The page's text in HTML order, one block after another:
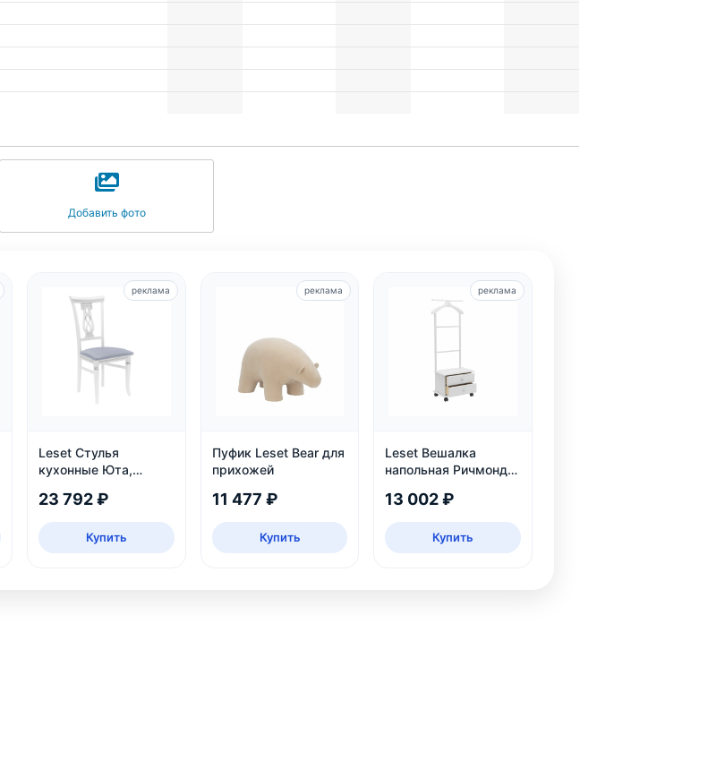
Добавить фото
Leset Стулья
кухонные Юта,
серебро
23 792 ₽
Купить
реклама
Пуфик Leset Bear для
прихожей
11 477 ₽
Купить
реклама
Leset Вешалка
напольная Ричмонд,
13 002 ₽
Купить
реклама